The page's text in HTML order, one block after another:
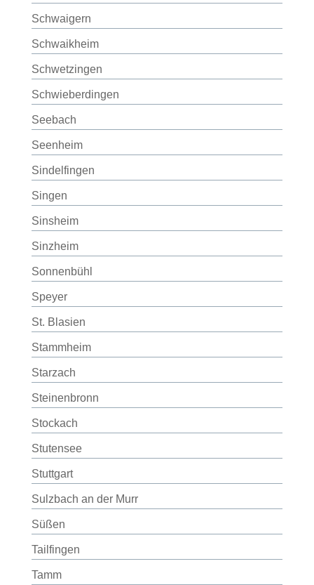
Schwaigern
Schwaikheim
Schwetzingen
Schwieberdingen
Seebach
Seenheim
Sindelfingen
Singen
Sinsheim
Sinzheim
Sonnenbühl
Speyer
St. Blasien
Stammheim
Starzach
Steinenbronn
Stockach
Stutensee
Stuttgart
Sulzbach an der Murr
Süßen
Tailfingen
Tamm